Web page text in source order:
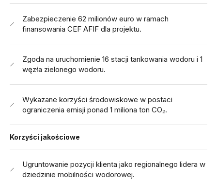
Zabezpieczenie 62 milionów euro w ramach
finansowania CEF AFIF dla projektu.
Zgoda na uruchomienie 16 stacji tankowania wodoru i 1
węzła zielonego wodoru.
Wykazane korzyści środowiskowe w postaci
ograniczenia emisji ponad 1 miliona ton CO₂.
Korzyści jakościowe
Ugruntowanie pozycji klienta jako regionalnego lidera w
dziedzinie mobilności wodorowej.